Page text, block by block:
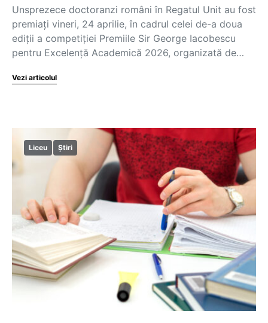
Unsprezece doctoranzi români în Regatul Unit au fost
premiați vineri, 24 aprilie, în cadrul celei de-a doua
ediții a competiției Premiile Sir George Iacobescu
pentru Excelență Academică 2026, organizată de…
Vezi articolul
Liceu Știri